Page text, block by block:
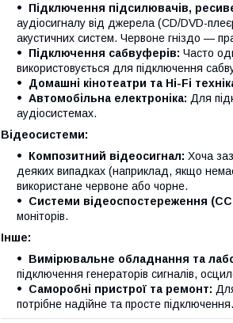
Підключення підсилювачів,
аудіосигналу від джерела (CD/DVD-
акустичних систем. Червоне гніздо —
Підключення сабвуферів: Часто
використовується для підключення
Домашні кінотеатри та Hi-Fi
Автомобільна електроніка: Для
аудіосистемах.
Відеосистеми:
Композитний відеосигнал: Хоча
деяких випадках (наприклад, якщо
використане червоне або чорне.
Системи відеоспостереження
моніторів.
Інше:
Вимірювальне обладнання та
підключення генераторів сигналів,
Саморобні пристрої та ремонт:
потрібне надійне та просте підключення.